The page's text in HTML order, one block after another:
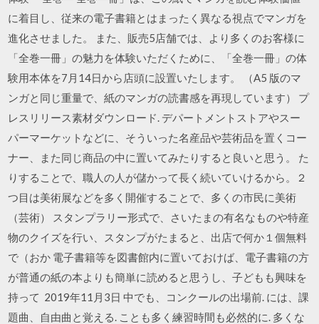
に着目し、従来の電子書籍とはまったく異なる視点でマンガを
進化させました。 また、販売5店舗では、より多くのお客様に
「全巻一冊」の魅力を体験いただくために、「全巻一冊」の体
験用本体を7月14日から店頭に設置いたします。 （A5 版のマ
ンガと同じ重量で、紙のマンガの読書感を再現しています） プ
レスリリース素材ダウンロード. デパートメントストアやスー
パーマーケットなどに、そういった名産品や芸術品を置くコー
ナー、また同じ商品の中に置いてみたりすると良いと思う。 た
りすることで、職人の人が儲かって長く続いていけるから。２
つ目は美術展などを多く開催することで、多くの市民に美術
（芸術） スタンプラリー形式で、さいたまの有名なものや特産
物のクイズを行い、スタンプがたまると、出店で何か１個無料
で（おか 電子書籍等を図書館内に置いておけば、電子書籍の方
が普通の紙の本よりも簡単に読めると思うし、子どもも興味を
持って 2019年11月3日 中でも、コンクールの出場前. には、課
題曲、自由曲と覚える. ことも多く練習時間も必然的に. 多くな